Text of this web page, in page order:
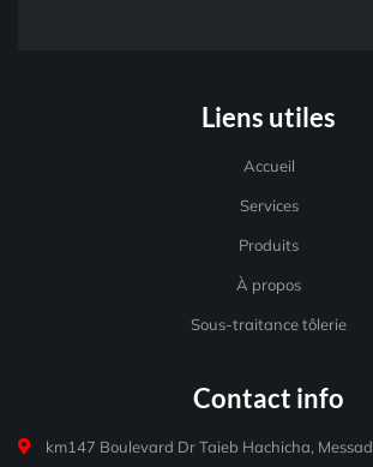
Liens utiles
Accueil
Services
Produits
À propos
Sous-traitance tôlerie
Contact info
km147 Boulevard Dr Taieb Hachicha,